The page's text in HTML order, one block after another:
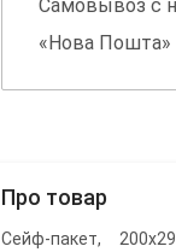
Самовывоз с
«Нова Пошта»
Про товар
Сейф-пакет,